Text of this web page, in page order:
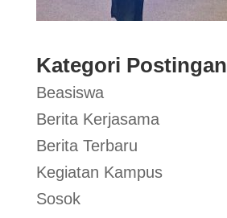
Kategori Postingan
Beasiswa
Berita Kerjasama
Berita Terbaru
Kegiatan Kampus
Sosok